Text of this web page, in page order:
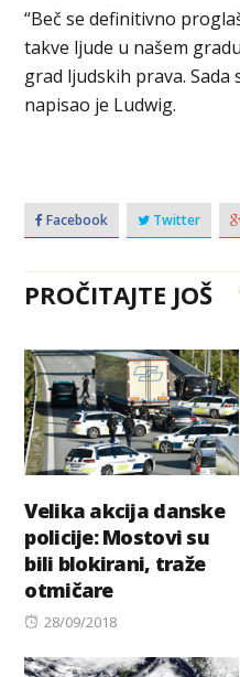
“Beč se definitivno
takve ljude u našem
grad ljudskih prava. Sada
napisao je Ludwig.
Facebook Twitter
PROČITAJTE JOŠ
Velika akcija danske
policije: Mostovi su
bili blokirani, traže
otmičare
Posted
28/09/2018